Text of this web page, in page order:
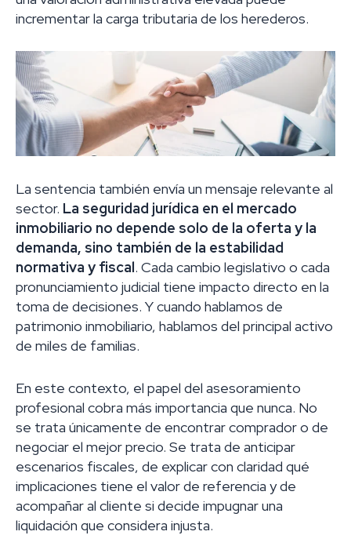
incrementar la carga tributaria de los herederos.
La sentencia también envía un mensaje relevante al
sector. La seguridad jurídica en el mercado
inmobiliario no depende solo de la oferta y la
demanda, sino también de la estabilidad
normativa y fiscal. Cada cambio legislativo o cada
pronunciamiento judicial tiene impacto directo en la
toma de decisiones. Y cuando hablamos de
patrimonio inmobiliario, hablamos del principal activo
de miles de familias.
En este contexto, el papel del asesoramiento
profesional cobra más importancia que nunca. No
se trata únicamente de encontrar comprador o de
negociar el mejor precio. Se trata de anticipar
escenarios fiscales, de explicar con claridad qué
implicaciones tiene el valor de referencia y de
acompañar al cliente si decide impugnar una
liquidación que considera injusta.